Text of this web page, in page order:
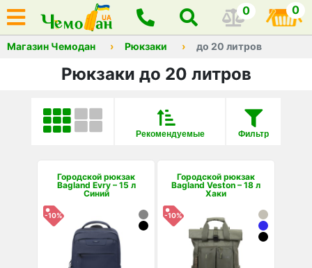
0 0
Магазин Чемодан Рюкзаки до 20 литров
Рюкзаки до 20 литров
Фильтр
Рекомендуемые
Городской рюкзак
Bagland Evry – 15 л
Синий
-10%
Городской рюкзак
Bagland Veston – 18 л
Хаки
-10%